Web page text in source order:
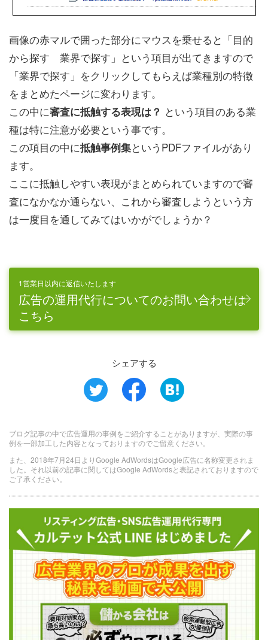
画像の赤マルで囲った部分にマウスを乗せると「目的
から探す 業界で探す」という項目が出てきますので
「業界で探す」をクリックしてもらえば業種別の特徴
をまとめたページに変わります。
この中に審査に抵触する表現は？ という項目のある業
種は特に注意が必要という事です。
この項目の中に抵触事例集というPDFファイルがあり
ます。
ここに抵触しやすい表現がまとめられていますので審
査になかなか通らない、これから審査しようという方
は一度目を通してみてはいかがでしょうか？
1営業日以内に返信いたします
広告の運用代行についてのお問い合わせは
こちら
シェアする
ブログ記事の中で広告運用の事例をご紹介することがありますが、実際の事
例を一部加工した内容となっておりますのでご留意ください。
また、2018年7月24日よりGoogle AdWordsはGoogle広告に名称変更されま
した。それ以前の記事に関してはGoogle AdWordsと表記されておりますので
ご了承ください。